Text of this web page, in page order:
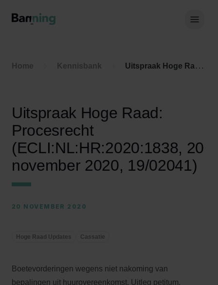
Home Kennisbank Uitspraak Hoge Raad: Procesrecht (ECLI:NL:HR:2020:1838, 20 november 2020, 19/02041)
Uitspraak Hoge Raad:
Procesrecht
(ECLI:NL:HR:2020:1838, 20
november 2020, 19/02041)
20 NOVEMBER 2020
Hoge Raad Updates Cassatie
Boetevorderingen wegens niet nakoming van
bepalingen uit huurovereenkomst. Uitleg petitum.